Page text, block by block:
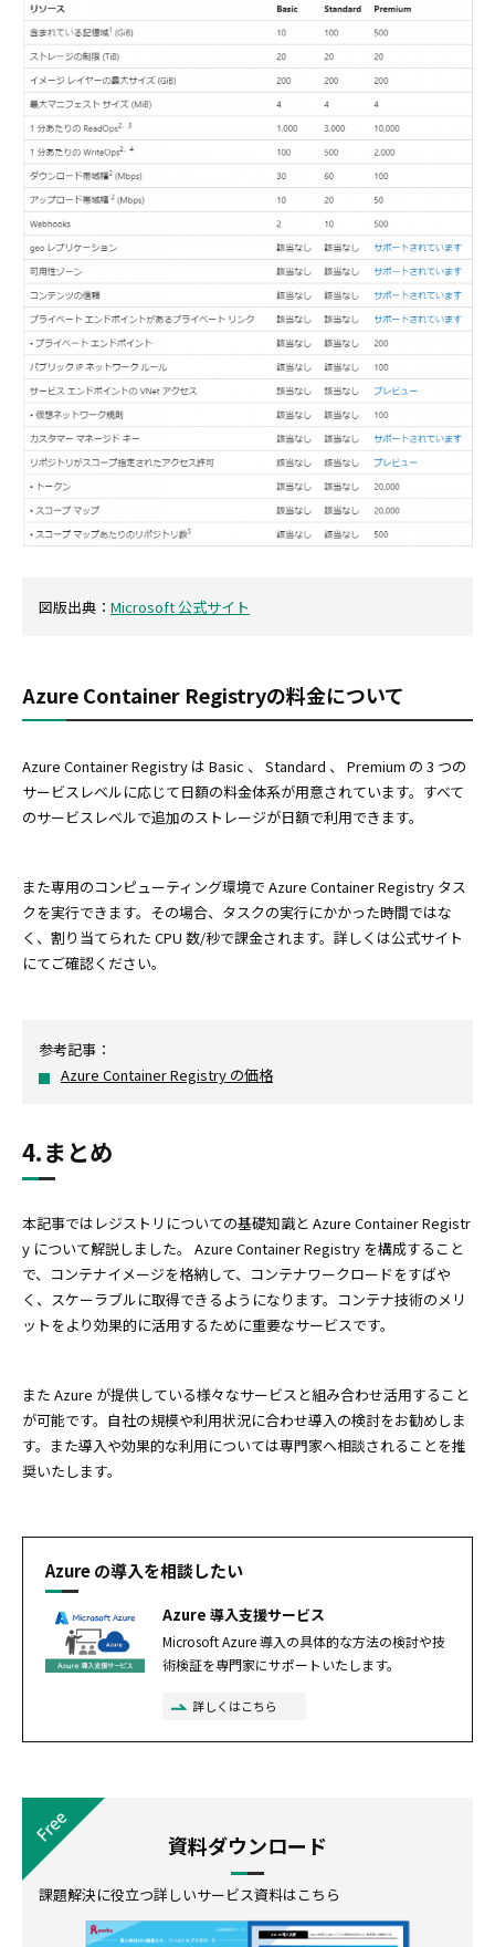
図版出典： Microsoft 公式サイト
Azure Container Registryの料金について
Azure Container Registry は Basic 、 Standard 、 Premium の 3 つの
サービスレベルに応じて日額の料金体系が用意されています。すべて
のサービスレベルで追加のストレージが日額で利用できます。
また専用のコンピューティング環境で Azure Container Registry タス
クを実行できます。その場合、タスクの実行にかかった時間ではな
く、割り当てられた CPU 数/秒で課金されます。詳しくは公式サイト
にてご確認ください。
参考記事：
Azure Container Registry の価格
4.まとめ
本記事ではレジストリについての基礎知識と Azure Container Registr
y について解説しました。 Azure Container Registry を構成すること
で、コンテナイメージを格納して、コンテナワークロードをすばや
く、スケーラブルに取得できるようになります。コンテナ技術のメリ
ットをより効果的に活用するために重要なサービスです。
また Azure が提供している様々なサービスと組み合わせ活用すること
が可能です。自社の規模や利用状況に合わせ導入の検討をお勧めしま
す。また導入や効果的な利用については専門家へ相談されることを推
奨いたします。
Azure の導入を相談したい
Azure 導入支援サービス
Microsoft Azure 導入の具体的な方法の検討や技
術検証を専門家にサポートいたします。
詳しくはこちら
資料ダウンロード
課題解決に役立つ詳しいサービス資料はこちら